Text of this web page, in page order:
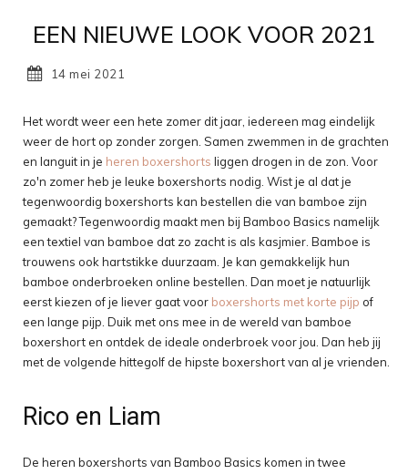
EEN NIEUWE LOOK VOOR 2021
14 mei 2021
Het wordt weer een hete zomer dit jaar, iedereen mag eindelijk
weer de hort op zonder zorgen. Samen zwemmen in de grachten
en languit in je heren boxershorts liggen drogen in de zon. Voor
zo'n zomer heb je leuke boxershorts nodig. Wist je al dat je
tegenwoordig boxershorts kan bestellen die van bamboe zijn
gemaakt? Tegenwoordig maakt men bij Bamboo Basics namelijk
een textiel van bamboe dat zo zacht is als kasjmier. Bamboe is
trouwens ook hartstikke duurzaam. Je kan gemakkelijk hun
bamboe onderbroeken online bestellen. Dan moet je natuurlijk
eerst kiezen of je liever gaat voor boxershorts met korte pijp of
een lange pijp. Duik met ons mee in de wereld van bamboe
boxershort en ontdek de ideale onderbroek voor jou. Dan heb jij
met de volgende hittegolf de hipste boxershort van al je vrienden.
Rico en Liam
De heren boxershorts van Bamboo Basics komen in twee